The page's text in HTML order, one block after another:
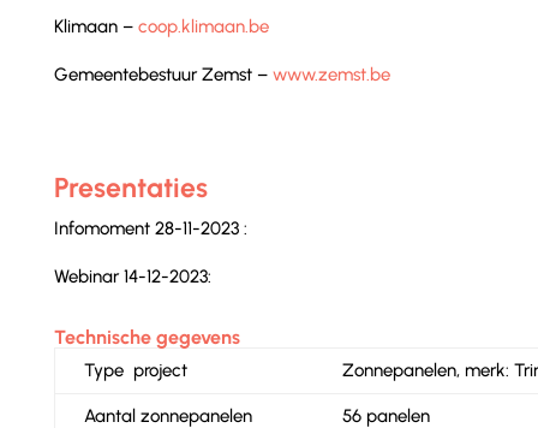
Klimaan – coop.klimaan.be
Gemeentebestuur Zemst – www.zemst.be
Presentaties
Infomoment 28-11-2023 :
Webinar 14-12-2023:
Technische gegevens
Type project Zonnepanelen, merk:
Aantal zonnepanelen 56 panelen